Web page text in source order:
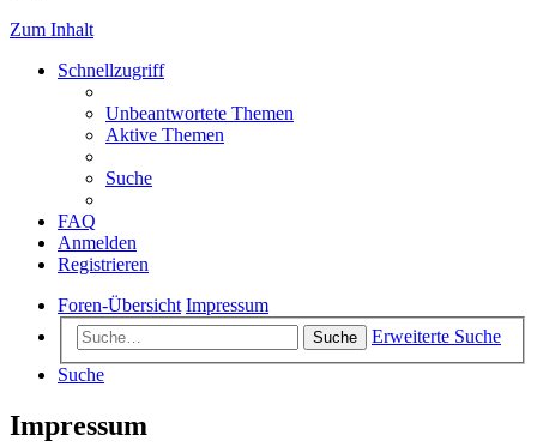
Zum Inhalt
Schnellzugriff
Unbeantwortete Themen
Aktive Themen
Suche
FAQ
Anmelden
Registrieren
Foren-Übersicht Impressum
Suche
Erweiterte Suche
Suche
Impressum